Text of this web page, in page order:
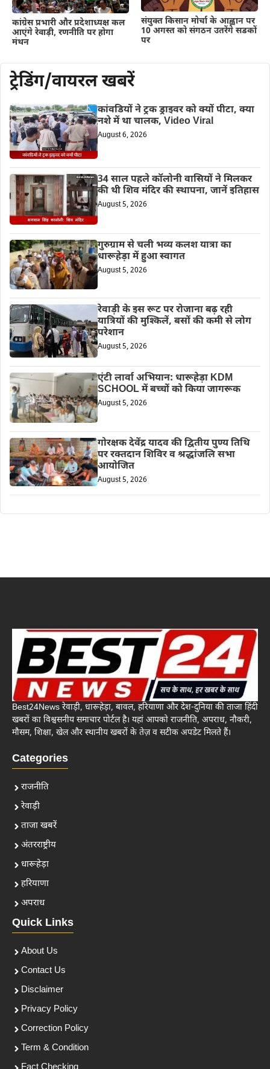
कांग्रेस प्रभारी और प्रदेशाध्यक्ष कल
आएंगे रेवाड़ी, रणनीति पर होगा
मंथन
संयुक्त किसान मोर्चा के आह्वान पर
10 अगस्त को संगठन उतरेंगे सडकों
पर
ट्रेडिंग/वायरल खबरें
कांवडियों ने ट्रक ड्राइवर को क्यों पीटा, क्या
नशे में था चालक, Video Viral
August 6, 2026
34 साल पहले कॉलोनी वासियों ने मिलकर
की थी शिव मंदिर की स्थापना, जानें इतिहास
August 5, 2026
गुरुग्राम से चली भव्य कलश यात्रा का
धारूहेड़ा में हुआ स्वागत
August 5, 2026
रेवाड़ी के इस रूट पर रोजाना बढ़ रही
यात्रियों की मुश्किलें, बसों की कमी से लोग
परेशान
August 5, 2026
एंटी लार्वा अभियान: धारूहेड़ा KDM
SCHOOL में बच्चों को किया जागरूक
August 5, 2026
गोरक्षक देवेंद्र यादव की द्वितीय पुण्य तिथि
पर रक्तदान शिविर व श्रद्धांजलि सभा
आयोजित
August 5, 2026
Best24News रेवाड़ी, धारूहेड़ा, बावल, हरियाणा और देश-दुनिया की ताजा हिंदी
खबरों का विश्वसनीय समाचार पोर्टल है। यहां आपको राजनीति, अपराध, नौकरी,
मौसम, शिक्षा, खेल और स्थानीय खबरों के तेज़ व सटीक अपडेट मिलते हैं।
Categories
राजनीति
रेवाड़ी
ताजा खबरें
अंतरराष्ट्रीय
धारूहेड़ा
हरियाणा
अपराध
Quick Links
About Us
Contact Us
Disclaimer
Privacy Policy
Correction Policy
Term & Condition